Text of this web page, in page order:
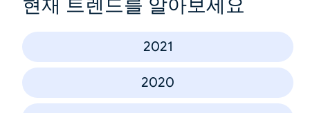
현재 트렌드를 알아보세요
2021
2020